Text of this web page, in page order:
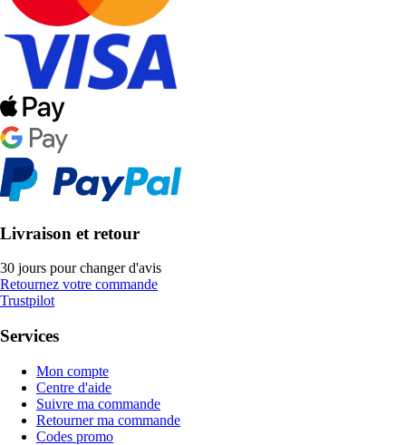
Livraison et retour
30 jours pour changer d'avis
Retournez votre commande
Trustpilot
Services
Mon compte
Centre d'aide
Suivre ma commande
Retourner ma commande
Codes promo